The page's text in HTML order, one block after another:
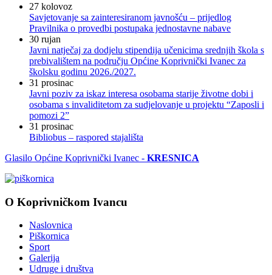
27 kolovoz
Savjetovanje sa zainteresiranom javnošću – prijedlog
Pravilnika o provedbi postupaka jednostavne nabave
30 rujan
Javni natječaj za dodjelu stipendija učenicima srednjih škola s
prebivalištem na području Općine Koprivnički Ivanec za
školsku godinu 2026./2027.
31 prosinac
Javni poziv za iskaz interesa osobama starije životne dobi i
osobama s invaliditetom za sudjelovanje u projektu “Zaposli i
pomozi 2”
31 prosinac
Bibliobus – raspored stajališta
Glasilo Općine Koprivnički Ivanec - KRESNICA
O Koprivničkom Ivancu
Naslovnica
Piškornica
Sport
Galerija
Udruge i društva